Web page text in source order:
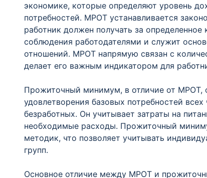
экономике, которые определяют уровень
потребностей. МРОТ устанавливается
работник должен получать за определенное
соблюдения работодателями и служит
отношений. МРОТ напрямую связан с
делает его важным индикатором для
Прожиточный минимум, в отличие от МРОТ,
удовлетворения базовых потребностей
безработных. Он учитывает затраты на
необходимые расходы. Прожиточный
методик, что позволяет учитывать
групп.
Основное отличие между МРОТ и